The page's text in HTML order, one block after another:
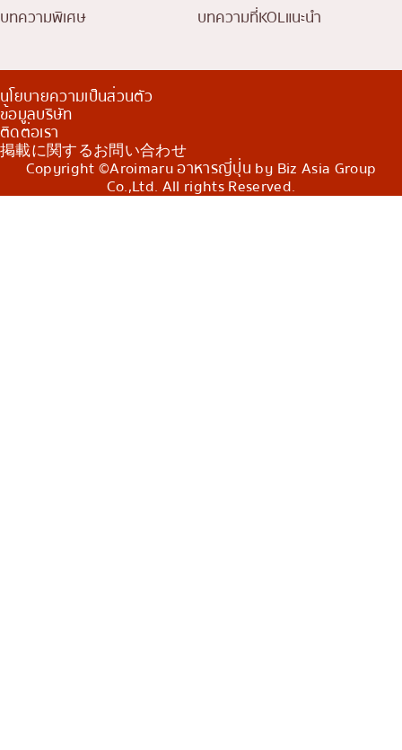
บทความพิเศษ บทความที่KOLแนะนำ
นโยบายความเป็นส่วนตัว
ข้อมูลบริษัท
ติดต่อเรา
掲載に関するお問い合わせ
Copyright ©Aroimaru อาหารญี่ปุ่น by Biz Asia Group
Co.,Ltd. All rights Reserved.